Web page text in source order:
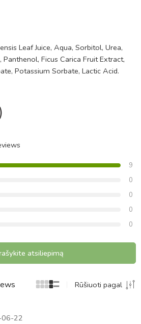
Leaf Juice, Aqua, Sorbitol, Urea,
Ficus Carica Fruit Extract,
Potassium Sorbate, Lactic Acid.
9
0
0
0
0
atsiliepimą
Rūšiuoti pagal
22